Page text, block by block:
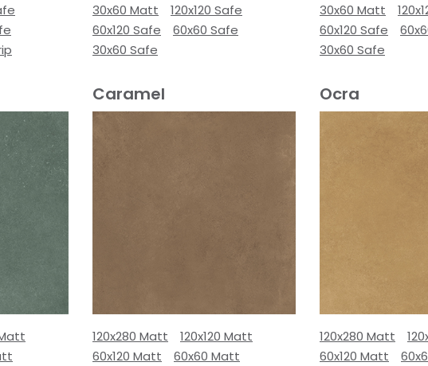
30x60 Matt
120x120 Safe
60x120 Safe
60x60 Safe
30x60 Safe
30x60 Matt
60x120 Safe
30x60 Safe
Caramel
120x280 Matt
120x120 Matt
60x120 Matt
60x60 Matt
Ocra
120x280 Matt
60x120 Matt